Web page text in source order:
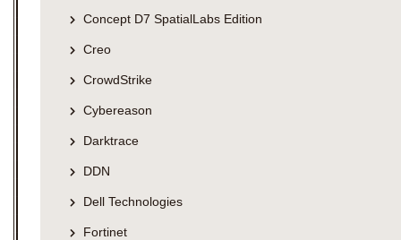
Concept D7 SpatialLabs Edition
Creo
CrowdStrike
Cybereason
Darktrace
DDN
Dell Technologies
Fortinet